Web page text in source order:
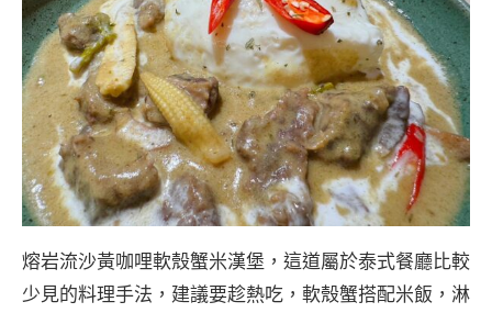
熔岩流沙黃咖哩軟殼蟹米漢堡，這道屬於泰式餐廳比較
少見的料理手法，建議要趁熱吃，軟殼蟹搭配米飯，淋